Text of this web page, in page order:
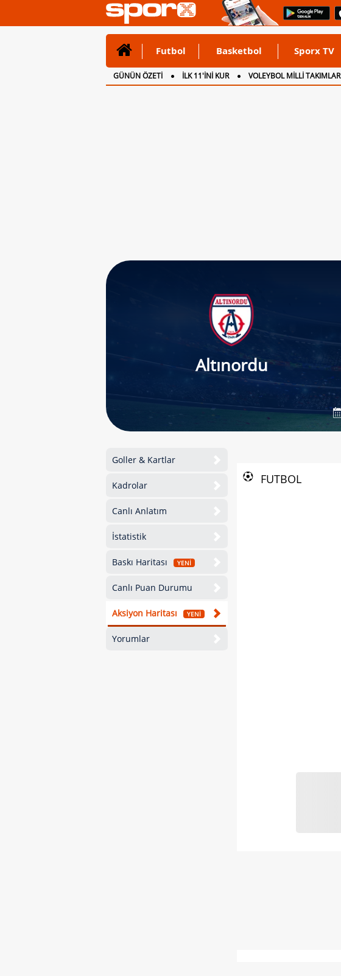
Futbol Basketbol Sporx TV
GÜNÜN ÖZETİ İLK 11'İNİ KUR VOLEYBOL MİLLİ TAKIMLAR
CANLI ANLATIM
İNGİLTERE
Altınordu
Goller & Kartlar
Kadrolar
Canlı Anlatım
İstatistik
Baskı Haritası YENİ
Canlı Puan Durumu
Aksiyon Haritası YENİ
Yorumlar
FUTBOL